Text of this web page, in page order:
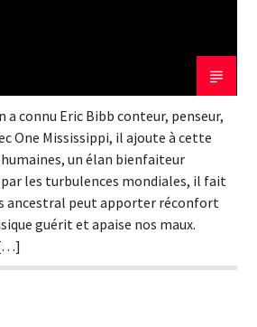
a connu Eric Bibb conteur, penseur,
One Mississippi, il ajoute à cette
un élan bienfaiteur
les turbulences mondiales, il fait
ancestral peut apporter réconfort
guérit et apaise nos maux.